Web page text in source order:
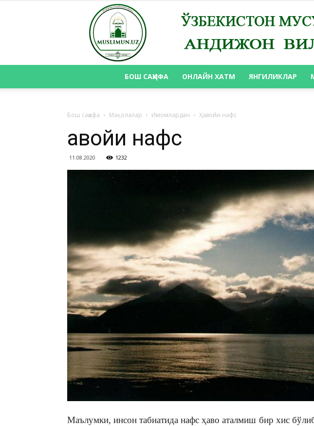
БОШ САҲИФА ОНЛАЙН ХАТМ ЯНГИЛИКЛАР
Бош саҳифа Мақолалар Имомлардан Ҳавойи нафс
Ҳавойи нафс
11.08.2020 1232
Маълумки, инсон табиатида нафс ҳаво аталмиш бир хис